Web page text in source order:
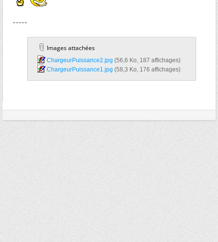
-----
Images attachées
ChargeurPuissance2.jpg‎ (56,6 Ko, 187 affichages)
ChargeurPuissance1.jpg‎ (58,3 Ko, 176 affichages)